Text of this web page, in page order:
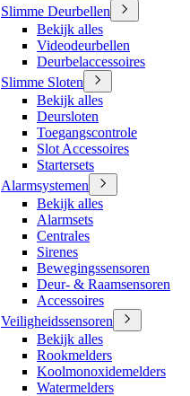
Slimme Deurbellen
Bekijk alles
Videodeurbellen
Deurbelaccessoires
Slimme Sloten
Bekijk alles
Deursloten
Toegangscontrole
Slot Accessoires
Startersets
Alarmsystemen
Bekijk alles
Alarmsets
Centrales
Sirenes
Bewegingssensoren
Deur- & Raamsensoren
Accessoires
Veiligheidssensoren
Bekijk alles
Rookmelders
Koolmonoxidemelders
Watermelders